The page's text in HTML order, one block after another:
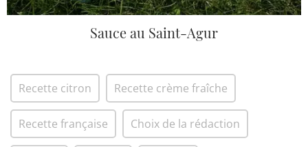
Sauce au Saint-Agur
Recette citron Recette crème fraîche
Recette française Choix de la rédaction